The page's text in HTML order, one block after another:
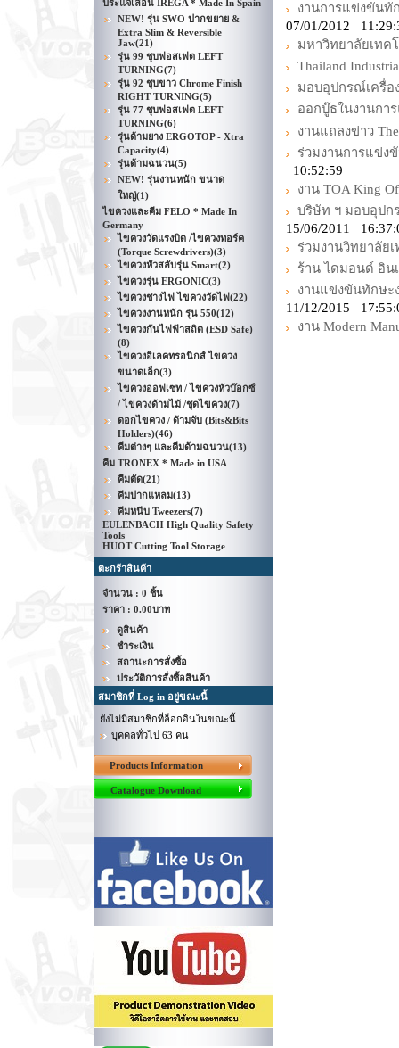
ประแจเลื่อน IREGA * Made In Spain
NEW! รุ่น SWO ปากขยาย &
Extra Slim & Reversible
Jaw(21)
รุ่น 99 ชุบฟอสเฟต LEFT
TURNING(7)
รุ่น 92 ชุบขาว Chrome Finish
RIGHT TURNING(5)
รุ่น 77 ชุบฟอสเฟต LEFT
TURNING(6)
รุ่นด้ามยาง ERGOTOP - Xtra
Capacity(4)
รุ่นด้ามฉนวน(5)
NEW! รุ่นงานหนัก ขนาด
ใหญ่(1)
ไขควงและคีม FELO * Made In
Germany
ไขควงวัดแรงบิด /ไขควงทอร์ค
(Torque Screwdrivers)(3)
ไขควงหัวสลับรุ่น Smart(2)
ไขควงรุ่น ERGONIC(3)
ไขควงช่างไฟ ไขควงวัดไฟ(22)
ไขควงงานหนัก รุ่น 550(12)
ไขควงกันไฟฟ้าสถิต (ESD Safe)
(8)
ไขควงอิเลคทรอนิกส์ ไขควง
ขนาดเล็ก(3)
ไขควงออฟเซท / ไขควงหัวบ๊อกซ์
/ ไขควงด้ามไม้ /ชุดไขควง(7)
ดอกไขควง / ด้ามจับ (Bits&Bits
Holders)(46)
คีมต่างๆ และคีมด้ามฉนวน(13)
คีม TRONEX * Made in USA
คีมตัด(21)
คีมปากแหลม(13)
คีมหนีบ Tweezers(7)
EULENBACH High Quality Safety
Tools
HUOT Cutting Tool Storage
ตะกร้าสินค้า
จำนวน : 0 ชิ้น
ราคา : 0.00บาท
ดูสินค้า
ชำระเงิน
สถานะการสั่งซื้อ
ประวัติการสั่งซื้อสินค้า
สมาชิกที่ Log in อยู่ขณะนี้
ยังไม่มีสมาชิกที่ล็อกอินในขณะนี้
บุคคลทั่วไป 63 คน
Products Information
Catalogue Download
งานการแข่งขันทั
07/01/2012
มหาวิทยาลัยเทค
Thailand
มอบอุปกรณ์เครื่อ
ออกบู๊ธในงานกา
งานแถลงข่าว
ร่วมงานการแข่ง
10:52:59
งาน TOA King
บริษัท ฯ มอบอุปก
15/06/2011
ร่วมงานวิทยาลัย
ร้าน ไดมอนด์ อิน
งานแข่งขันทักษะ
11/12/2015
งาน Modern